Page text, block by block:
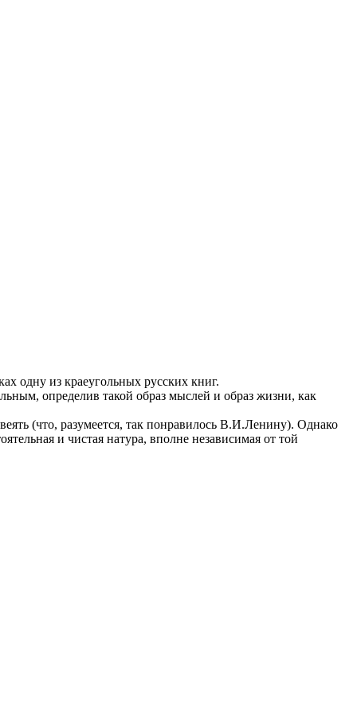
одну из краеугольных русских книг.
определив такой образ мыслей и образ жизни, как
(что, разумеется, так понравилось В.И.Ленину). Однако
и чистая натура, вполне независимая от той